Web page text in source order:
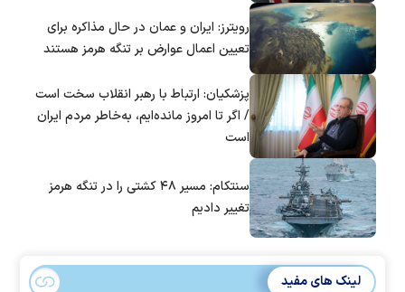
رویترز: ایران و عمان در حال مذاکره برای
تعیین اعمال عوارض بر تنگه هرمز هستند
پزشکیان: ارتباط با رهبر انقلاب سخت است
/ اگر تا امروز مانده‌ایم، به‌خاطر مردم ایران
است
سنتکام: مسیر ۴۸ کشتی را در تنگه هرمز
تغییر دادیم
لینک های مفید